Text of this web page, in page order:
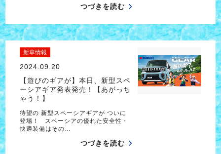
つづきを読む
新車情報
2024.09.20
【遊びのギアが】本日、新型スペ
ーシアギア発表発売！【あがっち
ゃう！】
待望の 新型スペーシアギアが ついに
登場！ スペーシアの優れた安全性・
快適装備はその…
つづきを読む